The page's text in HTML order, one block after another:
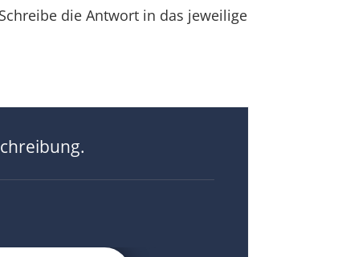
die Antwort in das jeweilige